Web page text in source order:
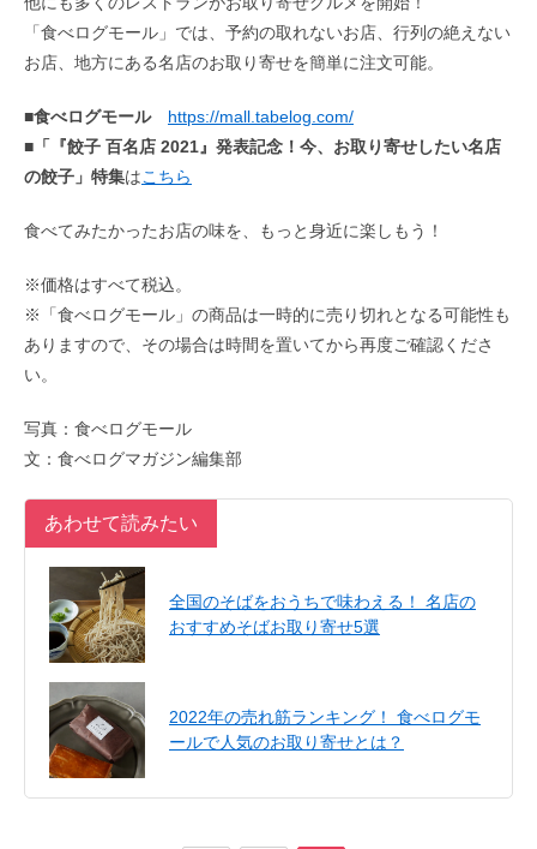
「食べログモール」では、予約の取れないお店、行列の絶えない
お店、地方にある名店のお取り寄せを簡単に注文可能。
■食べログモール
https://mall.tabelog.com/
■ 「『餃子 百名店 2021』発表記念！今、お取り寄せしたい名店
の餃子」特集はこちら
食べてみたかったお店の味を、もっと身近に楽しもう！
※価格はすべて税込。
※「食べログモール」の商品は一時的に売り切れとなる可能性も
ありますので、その場合は時間を置いてから再度ご確認くださ
い。
写真：食べログモール
文：食べログマガジン編集部
あわせて読みたい
全国のそばをおうちで味わえる！ 名店の
おすすめそばお取り寄せ5選
2022年の売れ筋ランキング！ 食べログモ
ールで人気のお取り寄せとは？